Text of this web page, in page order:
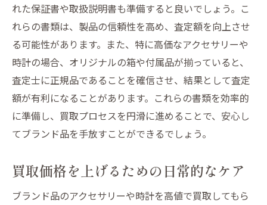
れた保証書や取扱説明書も準備すると良いでしょう。こ
れらの書類は、製品の信頼性を高め、査定額を向上させ
る可能性があります。また、特に高価なアクセサリーや
時計の場合、オリジナルの箱や付属品が揃っていると、
査定士に正規品であることを確信させ、結果として査定
額が有利になることがあります。これらの書類を効率的
に準備し、買取プロセスを円滑に進めることで、安心し
てブランド品を手放すことができるでしょう。
買取価格を上げるための日常的なケア
ブランド品のアクセサリーや時計を高値で買取してもら